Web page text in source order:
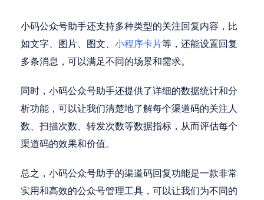
小码公众号助手还支持多种类型的关注回复内容，比
如文字、图片、图文、 小程序卡片等，还能设置回复
多条消息，可以满足不同的场景和需求。
同时，小码公众号助手还提供了详细的数据统计和分
析功能，可以让我们清楚地了解每个渠道码的关注人
数、扫描次数、转发次数等数据指标，从而评估每个
渠道码的效果和价值。
总之，小码公众号助手的渠道码回复功能是一款非常
实用和高效的公众号管理工具，可以让我们为不同的